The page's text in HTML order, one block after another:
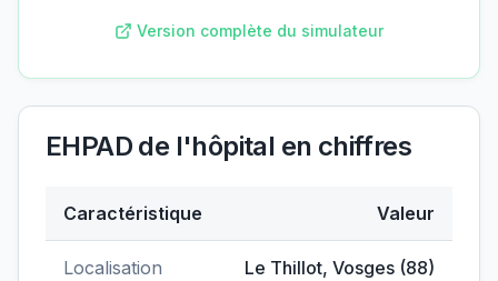
Version complète du simulateur
EHPAD de l'hôpital en chiffres
Caractéristique Valeur
Localisation Le Thillot, Vosges (88)